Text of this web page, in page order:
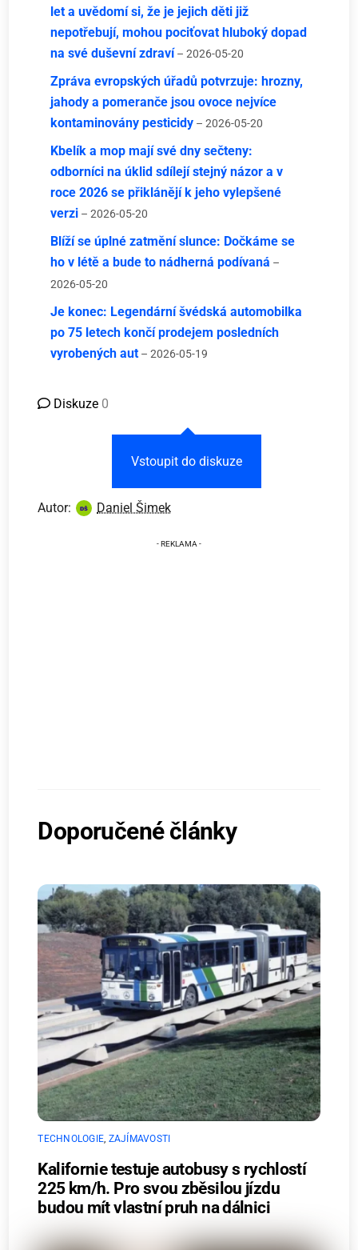
let a uvědomí si, že je jejich děti již
nepotřebují, mohou pociťovat hluboký dopad
na své duševní zdraví – 2026-05-20
Zpráva evropských úřadů potvrzuje: hrozny,
jahody a pomeranče jsou ovoce nejvíce
kontaminovány pesticidy – 2026-05-20
Kbelík a mop mají své dny sečteny:
odborníci na úklid sdílejí stejný názor a v
roce 2026 se přiklánějí k jeho vylepšené
verzi – 2026-05-20
Blíží se úplné zatmění slunce: Dočkáme se
ho v létě a bude to nádherná podívaná –
2026-05-20
Je konec: Legendární švédská automobilka
po 75 letech končí prodejem posledních
vyrobených aut – 2026-05-19
Diskuze 0
Vstoupit do diskuze
Autor: Daniel Šimek
Doporučené články
TECHNOLOGIE ZAJÍMAVOSTI
Kalifornie testuje autobusy s rychlostí
225 km/h. Pro svou zběsilou jízdu
budou mít vlastní pruh na dálnici